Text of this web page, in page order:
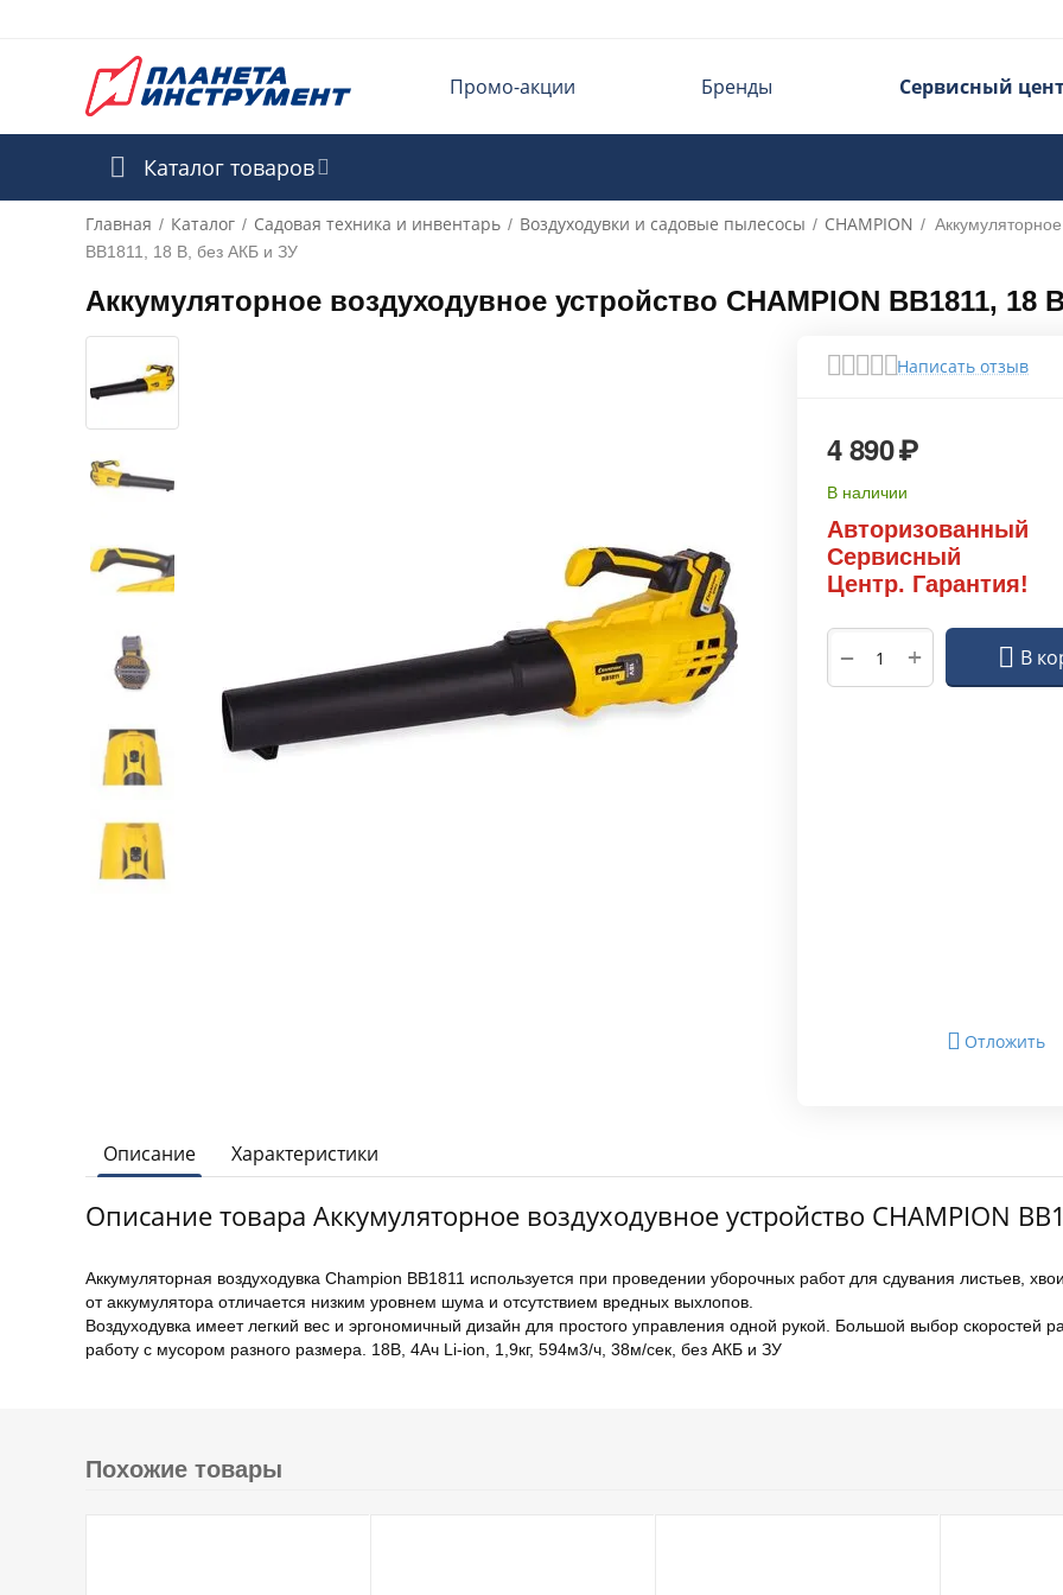
Промо-акции Бренды Сервисный
Каталог товаров
Главная / Каталог / Садовая техника и инвентарь / Воздуходувки и садовые пылесосы / CHAMPION /
BB1811, 18 В, без АКБ и ЗУ
Аккумуляторное воздуходувное устройство CHAMPION BB1811, 18
Написать отзыв
4 890₽
В наличии
Авторизованный
Сервисный
Центр. Гарантия!
+
− В
Отложить
Описание Характеристики
Описание товара Аккумуляторное воздуходувное устройство CHAMPION
Аккумуляторная воздуходувка Champion BB1811 используется при проведении уборочных работ для сдувания листьев,
от аккумулятора отличается низким уровнем шума и отсутствием вредных выхлопов.
Воздуходувка имеет легкий вес и эргономичный дизайн для простого управления одной рукой. Большой выбор
работу с мусором разного размера. 18В, 4Ач Li-ion, 1,9кг, 594м3/ч, 38м/сек, без АКБ и ЗУ
Похожие товары